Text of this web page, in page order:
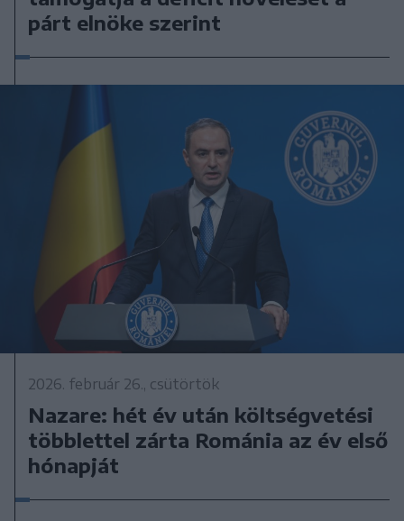
párt elnöke szerint
2026. február 26., csütörtök
Nazare: hét év után költségvetési
többlettel zárta Románia az év első
hónapját